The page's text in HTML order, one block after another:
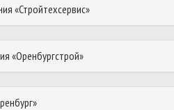
«Стройтехсервис»
«Оренбургстрой»